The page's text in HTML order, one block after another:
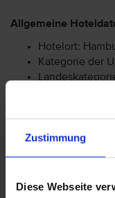
Zustimmung
Diese Webseite
Allgemeine
Hotelort:
Kategorie der
Flughafen bei
ist. Freigepäck und
erhalten Sie im